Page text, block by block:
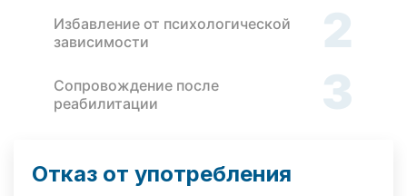
Избавление от психологической
зависимости
2
Сопровождение после
реабилитации
3
Отказ от употребления